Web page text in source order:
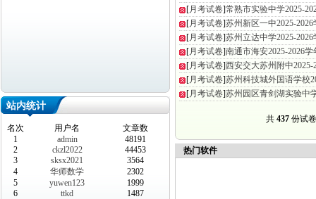
站内统计
名次 用户名
文章数
1
admin
48191
2
ckzl2022
44453
3
sksx2021
3564
4
华师数学
2302
5
yuwen123
1999
6
ttkd
1487
[月考试卷]常熟市实验中学2025-
[月考试卷]苏州新区一中2025-
[月考试卷]苏州立达中学2025-
[月考试卷]南通市海安2025-2026
[月考试卷]西安交大苏州附中
[月考试卷]苏州科技城外国语学校
[月考试卷]苏州园区青剑湖实验中
共 437份试
热门软件